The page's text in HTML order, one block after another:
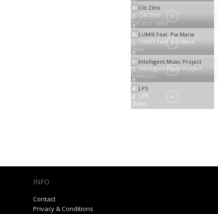
Citi Zēni
Eat your Salad
LUM!X Feat. Pia Maria
Halo
Intelligent Music Project
Intention
LPS
Disko
INFO
Contact
Privacy & Conditions